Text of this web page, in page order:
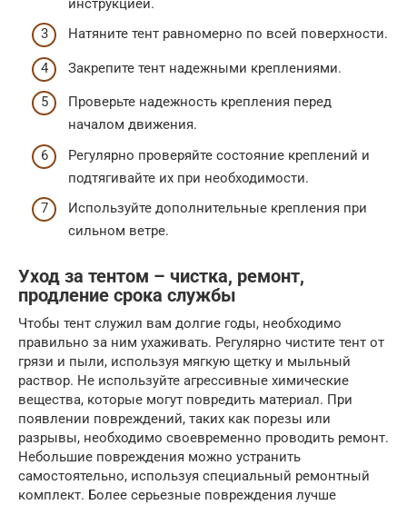
инструкцией.
Натяните тент равномерно по всей поверхности.
Закрепите тент надежными креплениями.
Проверьте надежность крепления перед
началом движения.
Регулярно проверяйте состояние креплений и
подтягивайте их при необходимости.
Используйте дополнительные крепления при
сильном ветре.
Уход за тентом – чистка, ремонт,
продление срока службы
Чтобы тент служил вам долгие годы, необходимо
правильно за ним ухаживать. Регулярно чистите тент от
грязи и пыли, используя мягкую щетку и мыльный
раствор. Не используйте агрессивные химические
вещества, которые могут повредить материал. При
появлении повреждений, таких как порезы или
разрывы, необходимо своевременно проводить ремонт.
Небольшие повреждения можно устранить
самостоятельно, используя специальный ремонтный
комплект. Более серьезные повреждения лучше